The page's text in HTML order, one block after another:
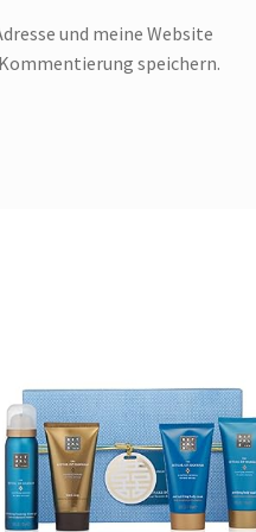
und meine Website
speichern.